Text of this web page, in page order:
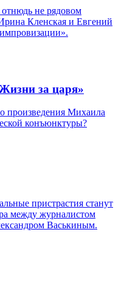
не рядовом
Кленская и Евгений
за царя»
произведения Михаила
конъюнктуры?
пристрастия станут
между журналистом
Васькиным.